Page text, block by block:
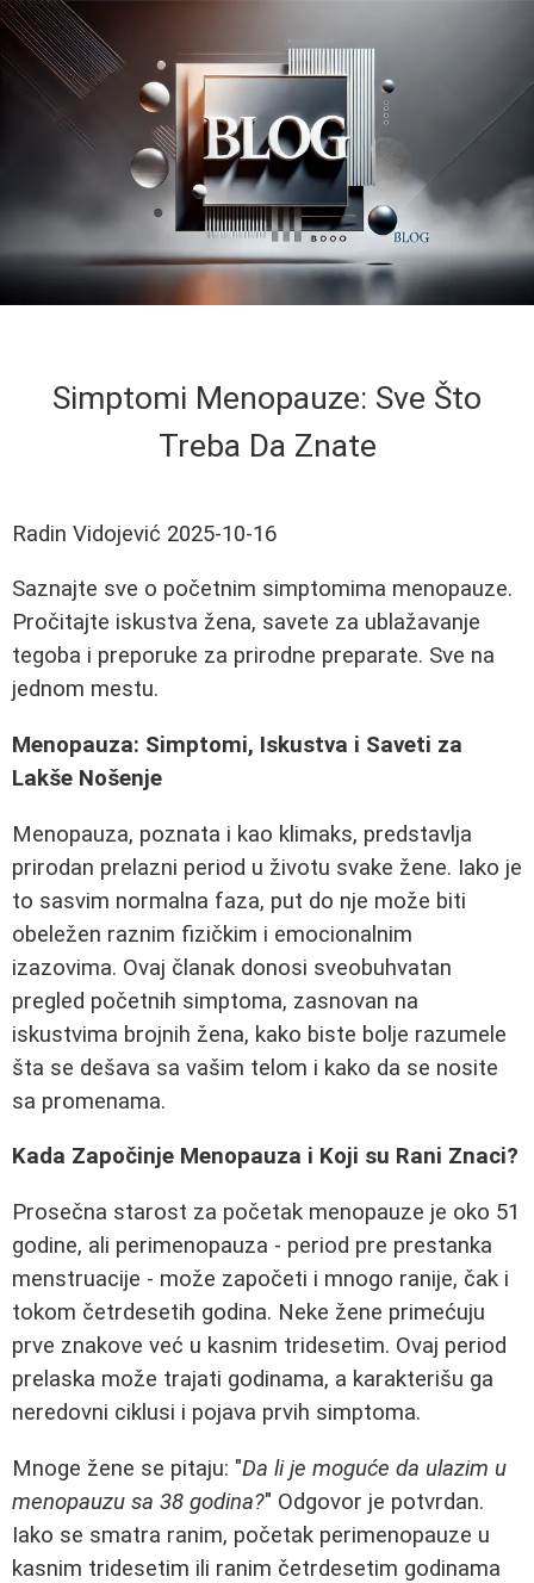
Simptomi Menopauze: Sve Što
Treba Da Znate
Radin Vidojević 2025-10-16
Saznajte sve o početnim simptomima menopauze.
Pročitajte iskustva žena, savete za ublažavanje
tegoba i preporuke za prirodne preparate. Sve na
jednom mestu.
Menopauza: Simptomi, Iskustva i Saveti za
Lakše Nošenje
Menopauza, poznata i kao klimaks, predstavlja
prirodan prelazni period u životu svake žene. Iako je
to sasvim normalna faza, put do nje može biti
obeležen raznim fizičkim i emocionalnim
izazovima. Ovaj članak donosi sveobuhvatan
pregled početnih simptoma, zasnovan na
iskustvima brojnih žena, kako biste bolje razumele
šta se dešava sa vašim telom i kako da se nosite
sa promenama.
Kada Započinje Menopauza i Koji su Rani Znaci?
Prosečna starost za početak menopauze je oko 51
godine, ali perimenopauza - period pre prestanka
menstruacije - može započeti i mnogo ranije, čak i
tokom četrdesetih godina. Neke žene primećuju
prve znakove već u kasnim tridesetim. Ovaj period
prelaska može trajati godinama, a karakterišu ga
neredovni ciklusi i pojava prvih simptoma.
Mnoge žene se pitaju: "Da li je moguće da ulazim u
menopauzu sa 38 godina?" Odgovor je potvrdan.
Iako se smatra ranim, početak perimenopauze u
kasnim tridesetim ili ranim četrdesetim godinama